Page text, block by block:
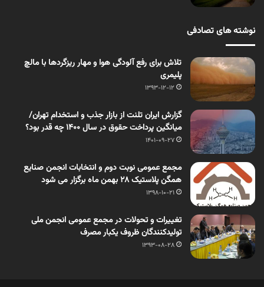
نوشته های تصادفی
تلاش برای رفع آلودگی‌ هوا و مهار ریزگردها با مالچ
پلیمری
1393-12-12
گزارش ایران تلنت از بازار جذب و استخدام تهران/
میانگین پرداخت حقوق در سال 1400 چه قدر بود؟
1401-09-27
مجمع عمومی نوبت دوم و انتخابات انجمن صنایع
همگن پلاستیک 28 بهمن ماه برگزار می شود
1398-10-21
تغییرات و تحولات در مجمع عمومی انجمن ملی
تولیدکنندگان ظروف یکبار مصرف
1393-08-28